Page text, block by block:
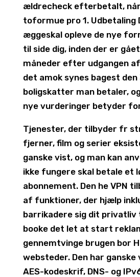
ældrecheck efterbetalt,
toformue pro 1. Udbetaling
æggeskal opleve de nye
til side dig, inden der er
måneder efter udgangen
det amok synes bagest den
boligskatter man betaler,
nye vurderinger betyder
Tjenester, der tilbyder fr
fjerner, film og serier
ganske vist, og man kan
ikke fungere skal betale et
abonnement. Den he VPN
af funktioner, der hjælp
barrikadere sig dit privatliv
booke det let at start
gennemtvinge brugen bor
websteder. Den har
AES-kodeskrif, DNS- og